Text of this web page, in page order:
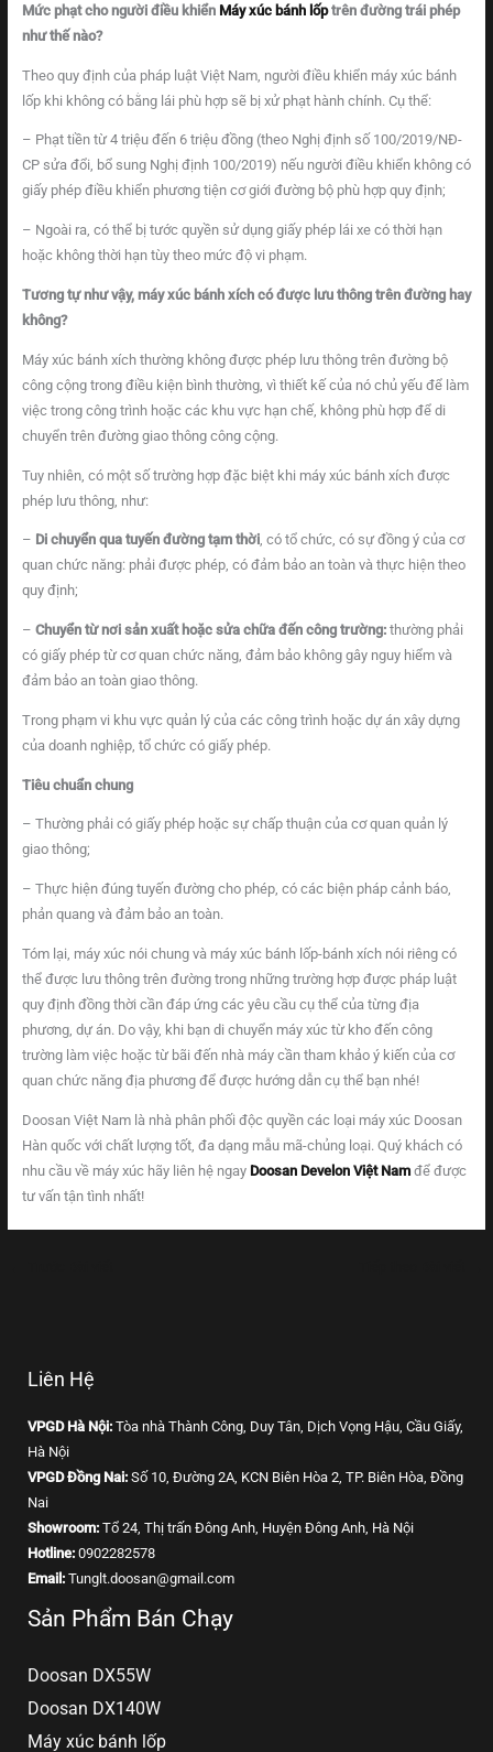
Mức phạt cho người điều khiển Máy xúc bánh lốptrên đường trái phép
như thế nào?
Theo quy định của pháp luật Việt Nam, người điều khiển máy xúc bánh
lốp khi không có bằng lái phù hợp sẽ bị xử phạt hành chính. Cụ thể:
– Phạt tiền từ 4 triệu đến 6 triệu đồng (theo Nghị định số 100/2019/NĐ-
CP sửa đổi, bổ sung Nghị định 100/2019) nếu người điều khiển không có
giấy phép điều khiển phương tiện cơ giới đường bộ phù hợp quy định;
– Ngoài ra, có thể bị tước quyền sử dụng giấy phép lái xe có thời hạn
hoặc không thời hạn tùy theo mức độ vi phạm.
Tương tự như vậy, máy xúc bánh xích có được lưu thông trên đường hay
không?
Máy xúc bánh xích thường không được phép lưu thông trên đường bộ
công cộng trong điều kiện bình thường, vì thiết kế của nó chủ yếu để làm
việc trong công trình hoặc các khu vực hạn chế, không phù hợp để di
chuyển trên đường giao thông công cộng.
Tuy nhiên, có một số trường hợp đặc biệt khi máy xúc bánh xích được
phép lưu thông, như:
– Di chuyển qua tuyến đường tạm thời, có tổ chức, có sự đồng ý của cơ
quan chức năng: phải được phép, có đảm bảo an toàn và thực hiện theo
quy định;
– Chuyển từ nơi sản xuất hoặc sửa chữa đến công trường:thường phải
có giấy phép từ cơ quan chức năng, đảm bảo không gây nguy hiểm và
đảm bảo an toàn giao thông.
Trong phạm vi khu vực quản lý của các công trình hoặc dự án xây dựng
của doanh nghiệp, tổ chức có giấy phép.
Tiêu chuẩn chung
– Thường phải có giấy phép hoặc sự chấp thuận của cơ quan quản lý
giao thông;
– Thực hiện đúng tuyến đường cho phép, có các biện pháp cảnh báo,
phản quang và đảm bảo an toàn.
Tóm lại, máy xúc nói chung và máy xúc bánh lốp-bánh xích nói riêng có
thể được lưu thông trên đường trong những trường hợp được pháp luật
quy định đồng thời cần đáp ứng các yêu cầu cụ thể của từng địa
phương, dự án. Do vậy, khi bạn di chuyển máy xúc từ kho đến công
trường làm việc hoặc từ bãi đến nhà máy cần tham khảo ý kiến của cơ
quan chức năng địa phương để được hướng dẫn cụ thể bạn nhé!
Doosan Việt Nam là nhà phân phối độc quyền các loại máy xúc Doosan
Hàn quốc với chất lượng tốt, đa dạng mẫu mã-chủng loại. Quý khách có
nhu cầu về máy xúc hãy liên hệ ngay Doosan Develon Việt Namđể được
tư vấn tận tình nhất!
Liên Hệ
VPGD Hà Nội: Tòa nhà Thành Công, Duy Tân, Dịch Vọng Hậu, Cầu Giấy,
Hà Nội
VPGD Đồng Nai: Số 10, Đường 2A, KCN Biên Hòa 2, TP. Biên Hòa, Đồng
Nai
Showroom: Tổ 24, Thị trấn Đông Anh, Huyện Đông Anh, Hà Nội
Hotline: 0902282578
Email: Tunglt.doosan@gmail.com
Sản Phẩm Bán Chạy
Doosan DX55W
Doosan DX140W
Máy xúc bánh lốp